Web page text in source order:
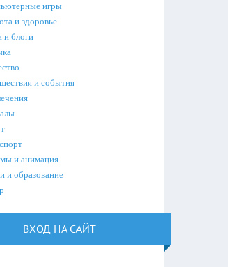
игры
и здоровье
блоги
и события
и анимация
и образование
ВХОД НА САЙТ